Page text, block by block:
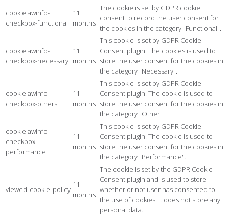
cookielawinfo-
checkbox-functional
11
months
The cookie is set by GDPR cookie
consent to record the user consent for
the cookies in the category "Functional".
cookielawinfo-
checkbox-necessary
11
months
This cookie is set by GDPR Cookie
Consent plugin. The cookies is used to
store the user consent for the cookies in
the category "Necessary".
cookielawinfo-
checkbox-others
11
months
This cookie is set by GDPR Cookie
Consent plugin. The cookie is used to
store the user consent for the cookies in
the category "Other.
cookielawinfo-
checkbox-
performance
11
months
This cookie is set by GDPR Cookie
Consent plugin. The cookie is used to
store the user consent for the cookies in
the category "Performance".
viewed_cookie_policy
11
months
The cookie is set by the GDPR Cookie
Consent plugin and is used to store
whether or not user has consented to
the use of cookies. It does not store any
personal data.